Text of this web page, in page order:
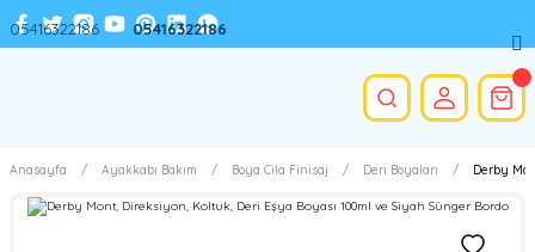
Anasayfa Ayakkabı Bakım Boya Cila Finisaj Deri Boyaları Derby
05416322186 05416322186